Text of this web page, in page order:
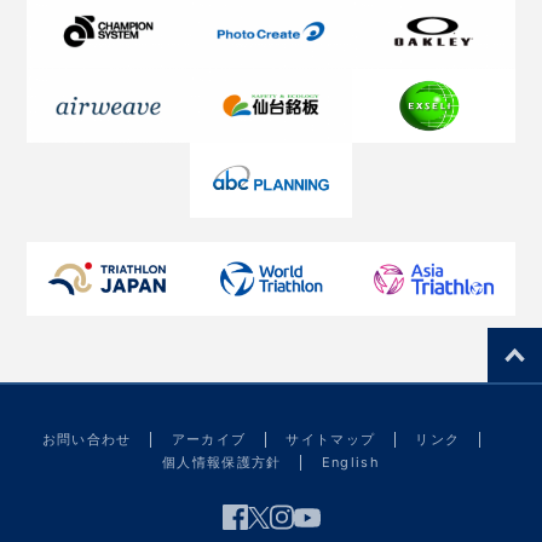
お問い合わせ アーカイブ サイトマップ
リンク
個人情報保護方針
English